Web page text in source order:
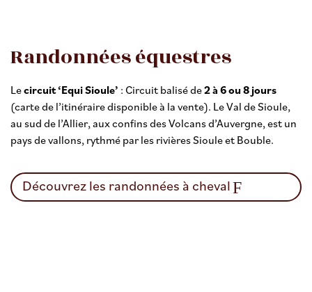
Randonnées équestres
Lecircuit ‘Equi Sioule’ : Circuit balisé de2 à 6 ou 8 jours
(carte de l’itinéraire disponible à la vente). Le Val de Sioule,
au sud de l’Allier, aux confins des Volcans d’Auvergne, est un
pays de vallons, rythmé par les rivières Sioule et Bouble.
Découvrez les randonnées à cheval